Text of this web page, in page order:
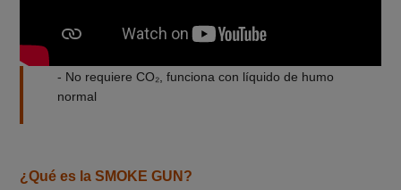
red
- No requiere CO₂, funciona con líquido de humo
normal
¿Qué es la SMOKE GUN?